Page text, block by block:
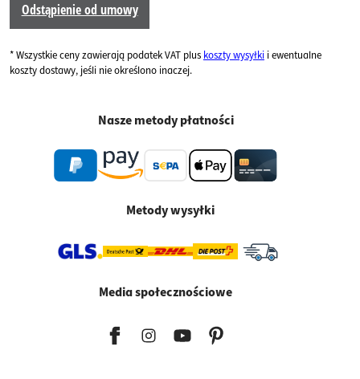
Odstąpienie od umowy
* Wszystkie ceny zawierają podatek VAT plus koszty wysyłki i ewentualne
koszty dostawy, jeśli nie określono inaczej.
Nasze metody płatności
Metody wysyłki
Media społecznościowe